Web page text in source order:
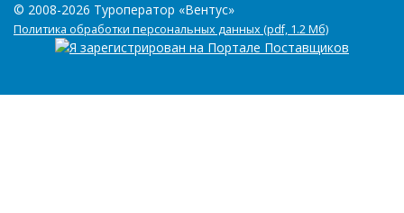
© 2008-2026 Туроператор «Вентус»
Политика обработки персональных данных (pdf, 1.2 Мб)